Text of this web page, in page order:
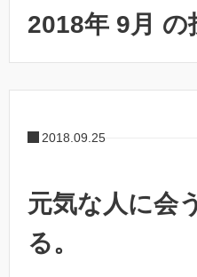
2018年 9月 の
2018.09.25
元気な人に会
る。